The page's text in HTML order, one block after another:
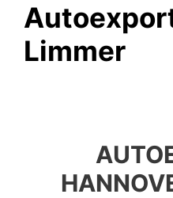
Limmer